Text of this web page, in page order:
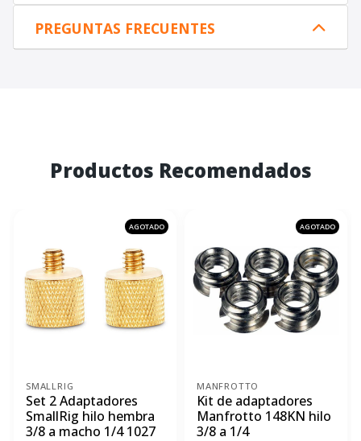
PREGUNTAS FRECUENTES
Productos Recomendados
AGOTADO
SMALLRIG
Set 2 Adaptadores
SmallRig hilo hembra
3/8 a macho 1/4 1027
AGOTADO
MANFROTTO
Kit de adaptadores
Manfrotto 148KN hilo
3/8 a 1/4